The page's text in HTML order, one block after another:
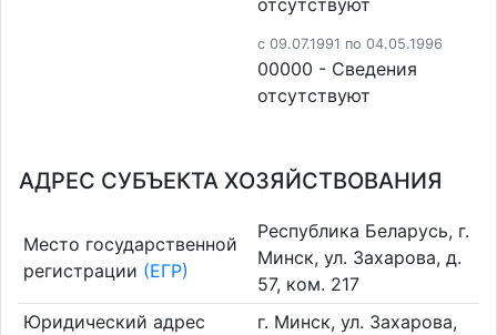
отсутствуют
c 09.07.1991 по 04.05.1996
00000 - Cведения
отсутствуют
АДРЕС СУБЪЕКТА ХОЗЯЙСТВОВАНИЯ
Место государственной
регистрации (ЕГР)
Республика Беларусь, г.
Минск, ул. Захарова, д.
57, ком. 217
Юридический адрес
г. Минск, ул. Захарова,